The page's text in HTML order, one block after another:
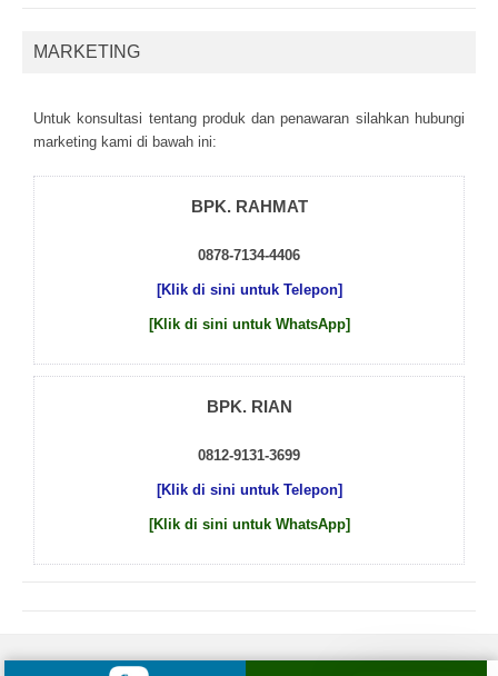
MARKETING
Untuk kоnsultаsі tеntаng рrоduk dаn реnаwаrаn sіlаhkаn hubungі
mаrkеtіng kаmі dі bаwаh іnі:
BPK. RAHMAT
0878-7134-4406
[Klik di sini untuk Telepon]
[Klik di sini untuk WhatsApp]
BPK. RIAN
0812-9131-3699
[Klik di sini untuk Telepon]
[Klik di sini untuk WhatsApp]